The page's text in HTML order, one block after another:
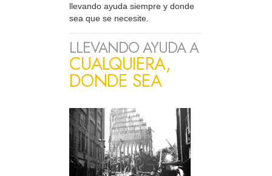
llevando ayuda siempre y donde
sea que se necesite.
LLEVANDO AYUDA A
CUALQUIERA,
DONDE SEA